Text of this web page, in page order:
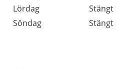
Lördag
Stängt
Söndag
Stängt